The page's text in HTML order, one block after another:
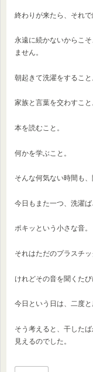
終わりが来たら、それで
永遠に続かないからこ
ません。
朝起きて洗濯をすること
家族と言葉を交わすこと
本を読むこと。
何かを学ぶこと。
そんな何気ない時間も
今日もまた一つ、洗濯ば
ポキッという小さな音。
それはただのプラスチッ
けれどその音を聞くた
今日という日は、二度と
そう考えると、干した
見えるのでした。